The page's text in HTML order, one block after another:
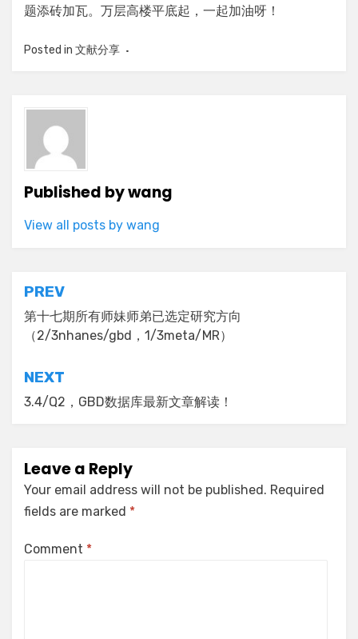
题添砖加瓦。万层高楼平底起，一起加油呀！
Posted in 文献分享
Published bywang
View all posts by wang
Post
navigation
PREV
第十七期所有师妹师弟已选定研究方向
（2/3nhanes/gbd，1/3meta/MR）
NEXT
3.4/Q2，GBD数据库最新文章解读！
Leave a Reply
Your email address will not be published. Required
fields are marked *
Comment *